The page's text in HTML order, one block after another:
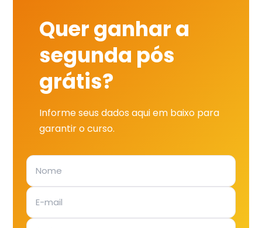
Quer ganhar a
segunda pós
grátis?
Informe seus dados aqui em baixo para
garantir o curso.